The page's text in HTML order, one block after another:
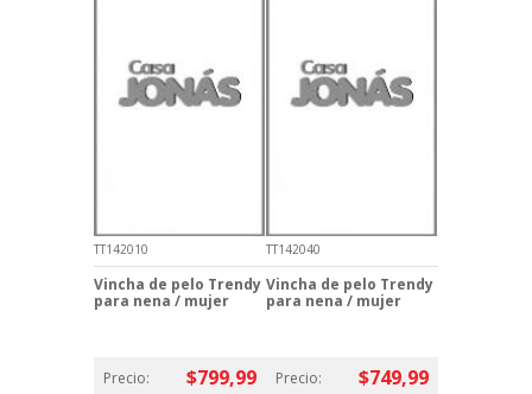
TT142010
Vincha de pelo Trendy
para nena / mujer
Precio: $799,99
TT142040
Vincha de pelo Trendy
para nena / mujer
Precio: $749,99